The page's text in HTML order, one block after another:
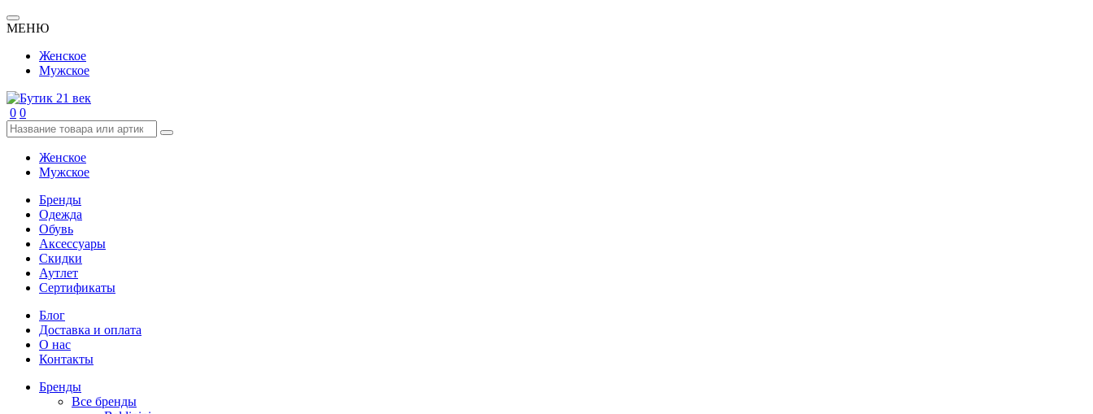
МЕНЮ
Женское
Мужское
0 0
Женское
Мужское
Бренды
Одежда
Обувь
Аксессуары
Скидки
Аутлет
Сертификаты
Блог
Доставка и оплата
О нас
Контакты
Бренды
Все бренды